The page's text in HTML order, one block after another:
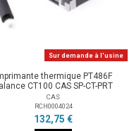
Sur demande à l'usine
thermique PT486F
CT100 CAS SP-CT-PRT
CAS
RCH0004024
132,75 €